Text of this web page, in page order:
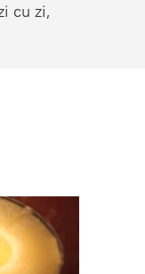
cu zi,